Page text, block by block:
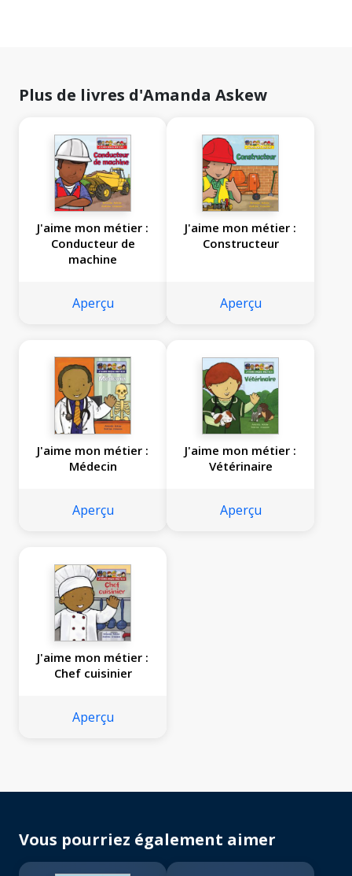
Plus de livres d'Amanda Askew
J'aime mon métier :
Conducteur de
machine
Aperçu
J'aime mon métier :
Constructeur
Aperçu
J'aime mon métier :
Médecin
Aperçu
J'aime mon métier :
Vétérinaire
Aperçu
J'aime mon métier :
Chef cuisinier
Aperçu
Vous pourriez également aimer